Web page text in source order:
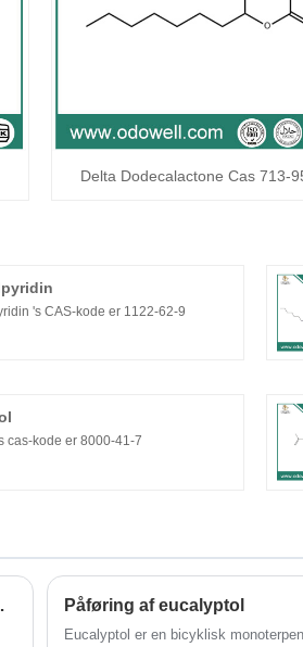
Delta Dodecalactone Cas 713-
's CAS-kode er 1122-62-9
cas-kode er 8000-41-7
Påføring af eucalyptol
Eucalyptol er en bicyklisk